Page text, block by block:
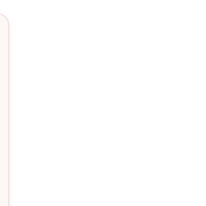
que vous lui portez. Avec Assortis
tant pour vous.